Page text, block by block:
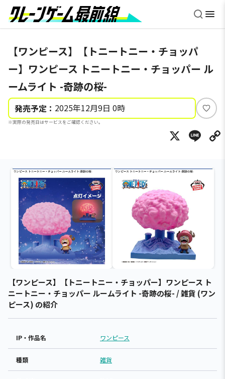
【ワンピース】【トニートニー・チョッパ
ー】ワンピース トニートニー・チョッパー ル
ームライト -奇跡の桜-
発売予定： 2025年12月9日 0時
※実際の発売日はサービスをご確認ください。
い
ね
X
【ワンピース】【トニートニー・チョッパー】ワンピース ト
ニートニー・チョッパー ルームライト -奇跡の桜- / 雑貨 (ワン
ピース) の紹介
IP・作品名 ワンピース
種類 雑貨